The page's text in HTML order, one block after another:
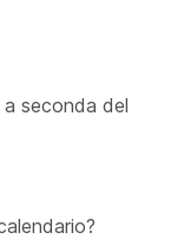
a seconda del